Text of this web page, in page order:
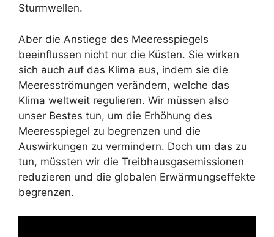
Sturmwellen.
Aber die Anstiege des Meeresspiegels
beeinflussen nicht nur die Küsten. Sie wirken
sich auch auf das Klima aus, indem sie die
Meeresströmungen verändern, welche das
Klima weltweit regulieren. Wir müssen also
unser Bestes tun, um die Erhöhung des
Meeresspiegel zu begrenzen und die
Auswirkungen zu vermindern. Doch um das zu
tun, müssten wir die Treibhausgasemissionen
reduzieren und die globalen Erwärmungseffekte
begrenzen.